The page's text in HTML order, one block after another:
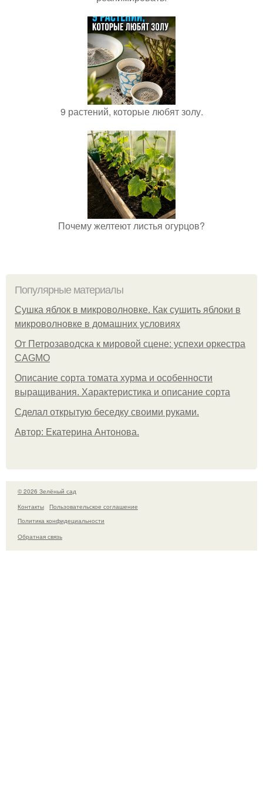
9 растений, которые любят золу.
Почему желтеют листья огурцов?
Популярные материалы
Сушка яблок в микроволновке. Как сушить яблоки в
микроволновке в домашних условиях
От Петрозаводска к мировой сцене: успехи оркестра
CAGMO
Описание сорта томата хурма и особенности
выращивания. Характеристика и описание сорта
Сделал открытую беседку своими руками.
Автор: Екатерина Антонова.
© 2026 Зелёный сад
Контакты
Пользовательское соглашение
Политика конфидециальности
Обратная связь